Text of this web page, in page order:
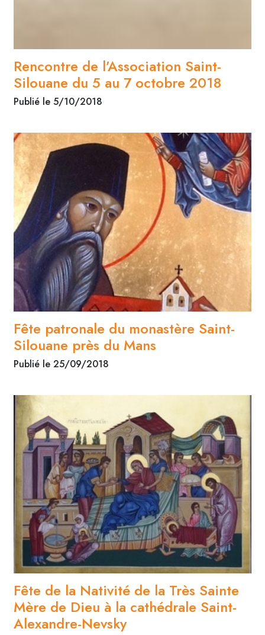
Rencontre de l’Association Saint-
Silouane du 5 au 7 octobre 2018
Publié le 5/10/2018
Fête patronale du monastère Saint-
Silouane près du Mans
Publié le 25/09/2018
Fête de la Nativité de la Très Sainte
Mère de Dieu à la cathédrale Saint-
Alexandre-Nevsky